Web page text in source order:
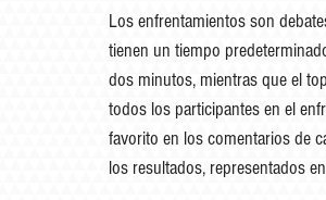
Los enfrentamientos son
tienen un tiempo
dos minutos, mientras que el
todos los participantes en el
favorito en los comentarios de
los resultados, representados